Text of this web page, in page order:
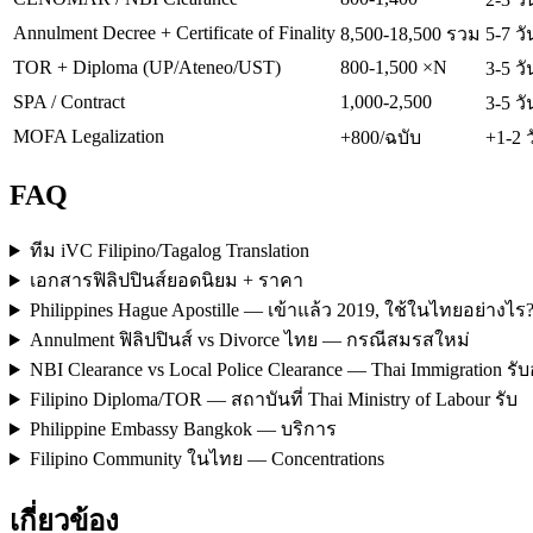
Annulment Decree + Certificate of Finality 8,500-18,500 รวม 5-7 วั
TOR + Diploma (UP/Ateneo/UST)
800-1,500 ×N
3-5 วั
SPA / Contract
1,000-2,500
3-5 วั
MOFA Legalization
+800/ฉบับ +1-2
FAQ
ทีม iVC Filipino/Tagalog Translation
เอกสารฟิลิปปินส์ยอดนิยม + ราคา
Philippines Hague Apostille — เข้าแล้ว 2019, ใช้ในไทยอย่างไร?
Annulment ฟิลิปปินส์ vs Divorce ไทย — กรณีสมรสใหม่
NBI Clearance vs Local Police Clearance — Thai Immigration รั
Filipino Diploma/TOR — สถาบันที่ Thai Ministry of Labour รับ
Philippine Embassy Bangkok — บริการ
Filipino Community ในไทย — Concentrations
เกี่ยวข้อง